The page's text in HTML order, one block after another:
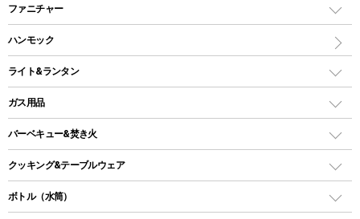
ワンポールテント
シェルターテント
ロッジ型・オリジナルテント
タープ
スクエアタープ（レクタタープ）
メッシュタープ
インナーシュラフ
キャンピングベッド・コット
インフレータブルマット
ファニチャー
アウトドアテーブル
レジャーシート
ハンモック
ライト&ランタン
LEDランタン
ガスランタン
オイルランタン
LEDライト
ガス用品
ガスバーナー
ガス缶
バーベキュー&焚き火
バーベキューコンロ、グリル
焚き火台タイプ（ロースタイル）グリル
クッキング&テーブルウェア
ダッチオーブン
ボトル（水筒）